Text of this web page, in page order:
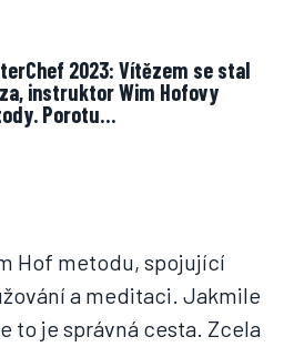
Vítězem se stal
instruktor Wim Hofovy
Porotu…
Hof metodu, spojující
a meditaci. Jakmile
to je správná cesta. Zcela